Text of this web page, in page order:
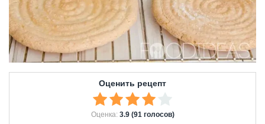
Оценить рецепт
Оценка: 3.9 (91 голосов)